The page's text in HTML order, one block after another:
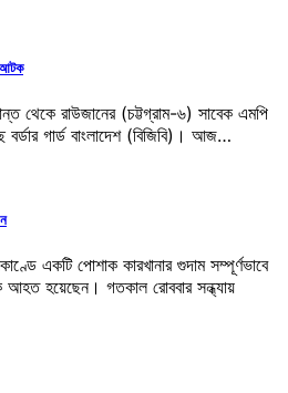
আটক
থেকে রাউজানের (চট্টগ্রাম-৬) সাবেক এমপি
গার্ড বাংলাদেশ (বিজিবি)। আজ…
একটি পোশাক কারখানার গুদাম সম্পূর্ণভাবে
হয়েছেন। গতকাল রোববার সন্ধ্যায়